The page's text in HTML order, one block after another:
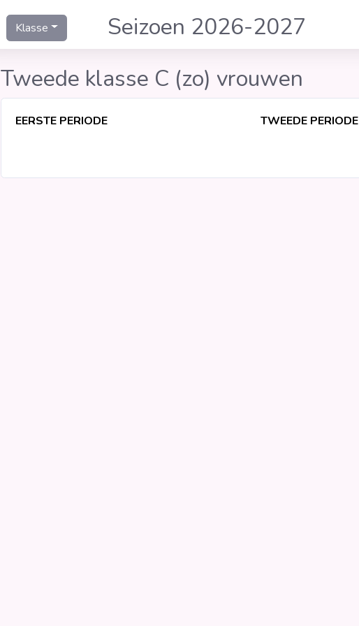
Klasse
Seizoen 2026-2027
Tweede klasse C (zo) vrouwen
EERSTE PERIODE TWEEDE PERIODE